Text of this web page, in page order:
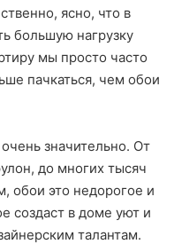
ясно, что в
большую нагрузку
мы просто часто
пачкаться, чем обои
значительно. От
до многих тысяч
обои это недорогое и
создаст в доме уют и
талантам.